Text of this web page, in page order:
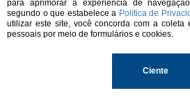
para aprimorar a experiência de
segundo o que estabelece a Política de
utilizar este site, você concorda com a coleta
pessoais por meio de formulários e cookies.
Ciente
© 2026. Todos os direitos
Universidade Federal de